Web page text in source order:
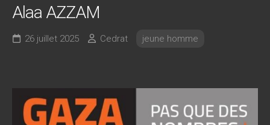
Alaa AZZAM
26 juillet 2025 Cedrat jeune homme